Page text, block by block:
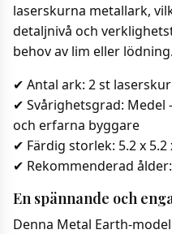
laserskurna metallark,
detaljnivå och
behov av lim eller lödning.
✔ Antal ark: 2 st
✔ Svårighetsgrad:
och erfarna byggare
✔ Färdig storlek: 5.2 x 5.2
✔ Rekommenderad
En spännande och
Denna Metal Earth-